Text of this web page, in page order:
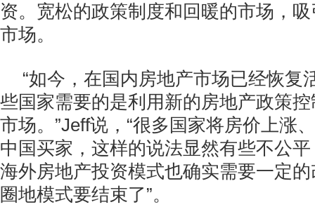
资。宽松的政策制度和回暖的市场，
市场。
“如今，在国内房地产市场已经恢复
些国家需要的是利用新的房地产政策
市场。”Jeff说，“很多国家将房价上涨
中国买家，这样的说法显然有些不公
海外房地产投资模式也确实需要一定
圈地模式要结束了”。